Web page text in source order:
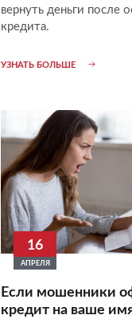
вернуть деньги после
кредита.
УЗНАТЬ БОЛЬШЕ
16
АПРЕЛЯ
Если мошенники
кредит на ваше